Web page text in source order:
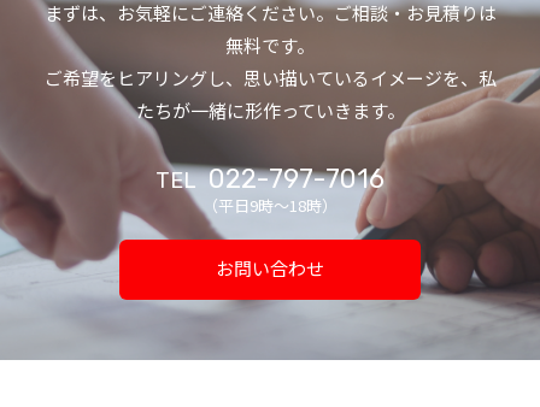
まずは、お気軽にご連絡ください。ご相談・お見積りは
無料です。
ご希望をヒアリングし、思い描いているイメージを、私
たちが一緒に形作っていきます。
TEL 022-797-7016
（平日9時〜18時）
お問い合わせ